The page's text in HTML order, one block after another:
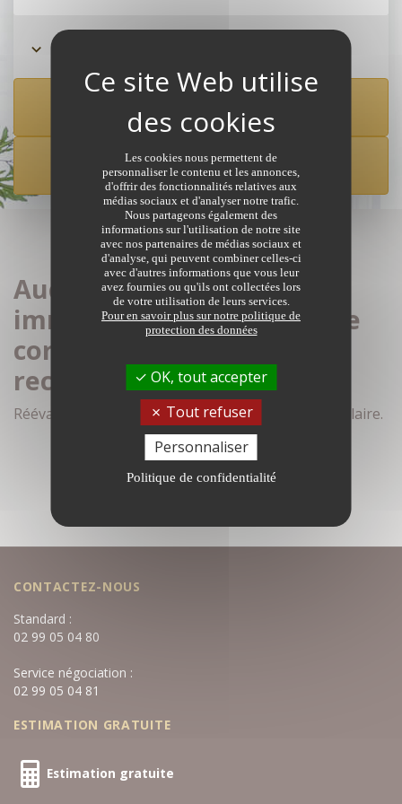
CRÉER UNE ALERTE
Aucune annonce
immobilière de notaires ne
correspond à votre
recherche
Réévaluez vos critères de recherche dans le formulaire.
CONTACTEZ-NOUS
Standard :
02 99 05 04 80
Service négociation :
02 99 05 04 81
ESTIMATION GRATUITE
Estimation gratuite
Les cookies nous permettent de
personnaliser le contenu et les annonces,
d'offrir des fonctionnalités relatives aux
médias sociaux et d'analyser notre trafic.
Nous partageons également des
informations sur l'utilisation de notre site
avec nos partenaires de médias sociaux et
d'analyse, qui peuvent combiner celles-ci
avec d'autres informations que vous leur
avez fournies ou qu'ils ont collectées lors
de votre utilisation de leurs services.
Pour en savoir plus sur notre politique de
protection des données
OK, tout accepter
Tout refuser
Personnaliser
Politique de confidentialité